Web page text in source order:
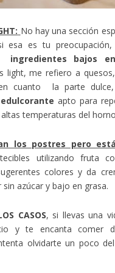
No hay una sección
esa es tu preocupación,
bajos
light, me refiero a
cuanto la parte dulce,
apto para
temperaturas del
los postres pero
utilizando fruta
colores y da
azúcar y bajo en grasa.
CASOS, si llevas una
y te encanta comer
olvidarte un poco del